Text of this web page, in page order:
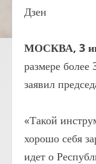
Дзен
МОСКВА, 3
размере
заявил
«Такой
хорошо себя
идет о